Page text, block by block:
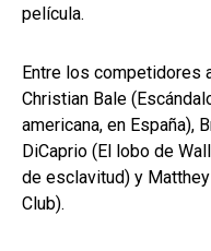
película.
Entre los competidores
Christian Bale
americana, en España),
DiCaprio (El lobo de
de esclavitud) y
Club).